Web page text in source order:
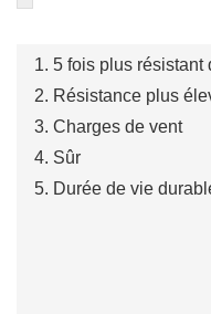
1. 5 fois plus résistant
2. Résistance plus
3. Charges de vent
4. Sûr
5. Durée de vie